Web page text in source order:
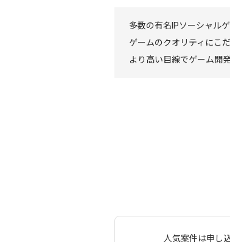
多数の有名IPソーシャル
ゲームのクオリティにこ
より高い目線でゲーム開
人気案件は申し